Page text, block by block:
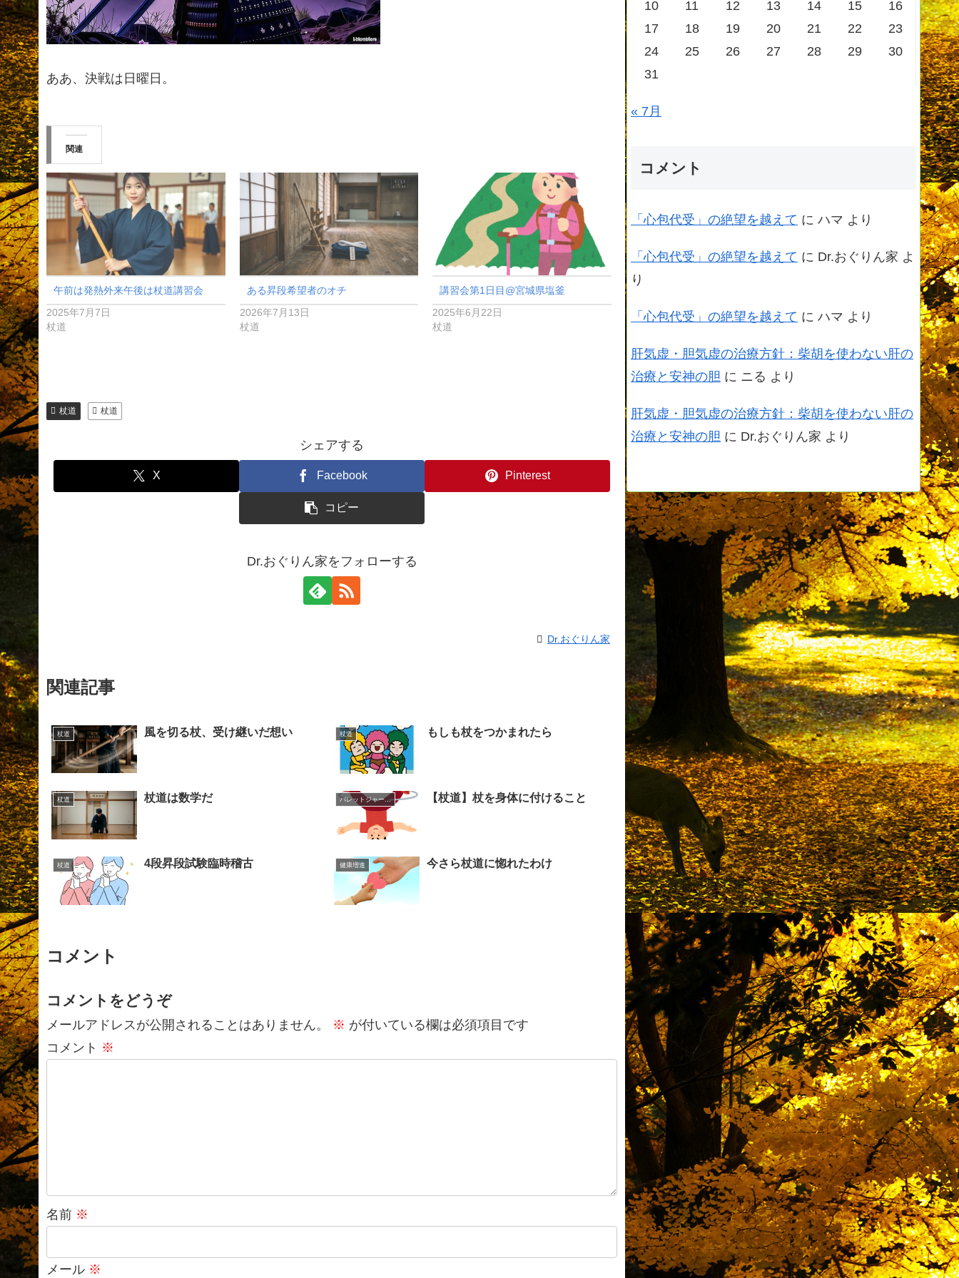
ああ、決戦は日曜日。
関連
午前は発熱外来午後は杖道講習会
2025年7月7日
杖道
ある昇段希望者のオチ
2026年7月13日
杖道
講習会第1日目@宮城県塩釜
2025年6月22日
杖道
杖道 杖道
シェアする
X Facebook Pinterest
コピー
Dr.おぐりん家をフォローする
Dr.おぐりん家
関連記事
杖道 風を切る杖、受け継いだ想い 杖道 もしも杖をつかまれたら
杖道 杖道は数学だ バレットジャーナル 【杖道】杖を身体に付けること
杖道 4段昇段試験臨時稽古 健康増進 今さら杖道に惚れたわけ
コメント
コメントをどうぞ
メールアドレスが公開されることはありません。 ※ が付いている欄は必須項目です
コメント ※
名前 ※
メール ※
10 11 12 13 14 15
16
17
18 19 20 21 22
23
24
25 26 27 28 29
30
31
« 7月
コメント
「心包代受」の絶望を越えて に ハマ より
「心包代受」の絶望を越えて に Dr.おぐりん家 よ
り
「心包代受」の絶望を越えて に ハマ より
肝気虚・胆気虚の治療方針：柴胡を使わない肝の
治療と安神の胆 に ニる より
肝気虚・胆気虚の治療方針：柴胡を使わない肝の
治療と安神の胆 に Dr.おぐりん家 より